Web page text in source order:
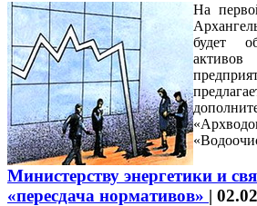
На
будет
Министерству энергетики и
«пересдача нормативов» |